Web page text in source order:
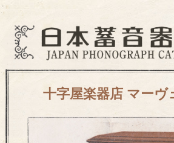
十字屋楽器店 マーヴ